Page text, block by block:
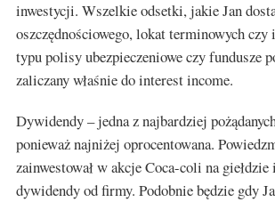
inwestycji. Wszelkie odsetki, jakie Jan
oszczędnościowego, lokat terminowych czy
typu polisy ubezpieczeniowe czy fundusze
zaliczany właśnie do interest income.
Dywidendy – jedna z najbardziej
ponieważ najniżej oprocentowana.
zainwestował w akcje Coca-coli na
dywidendy od firmy. Podobnie będzie gdy